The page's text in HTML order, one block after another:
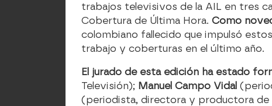
trabajos televisivos de la AIL en tres
Cobertura de Última Hora. Como
colombiano fallecido que impulsó
trabajo y coberturas en el último año.
El jurado de esta edición ha estado
Televisión); Manuel Campo Vidal
(periodista, directora y productora de